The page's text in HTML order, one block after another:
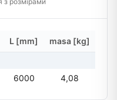
L [mm] masa [kg]
6000 4,08